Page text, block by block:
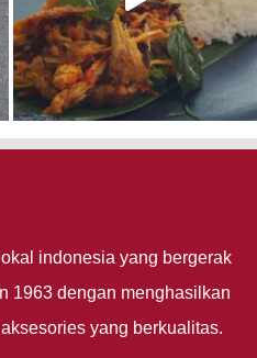
indonesia yang bergerak
1963 dengan menghasilkan
yang berkualitas.